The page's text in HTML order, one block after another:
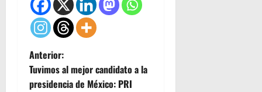
N
a
Anterior:
Tuvimos al mejor candidato a la
presidencia de México: PRI